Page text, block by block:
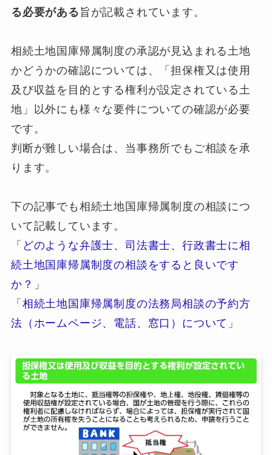
る必要がある 旨が記載されています。
相続土地国庫帰属制度の承認が見込まれる土地
かどうかの確認については、「担保権又は使用
及び収益を目的とする権利が設定されている土
地」以外にも様々な要件についての確認が必要
です。
判断が難しい場合は、当事務所でもご相談を承
ります。
下の記事でも相続土地国庫帰属制度の相談につ
いて記載しています。
「 どのような弁護士、司法書士、行政書士に相
続土地国庫帰属制度の相談をすると良いです
か？ 」
「 相続土地国庫帰属制度の法務局相談の予約方
法（ホームページ、電話、窓口）について 」